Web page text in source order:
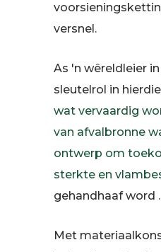
versnel.
As 'n wêreldleier
sleutelrol in
wat vervaardig
van afvalbronne
ontwerp om
sterkte en
gehandhaaf word .
Met